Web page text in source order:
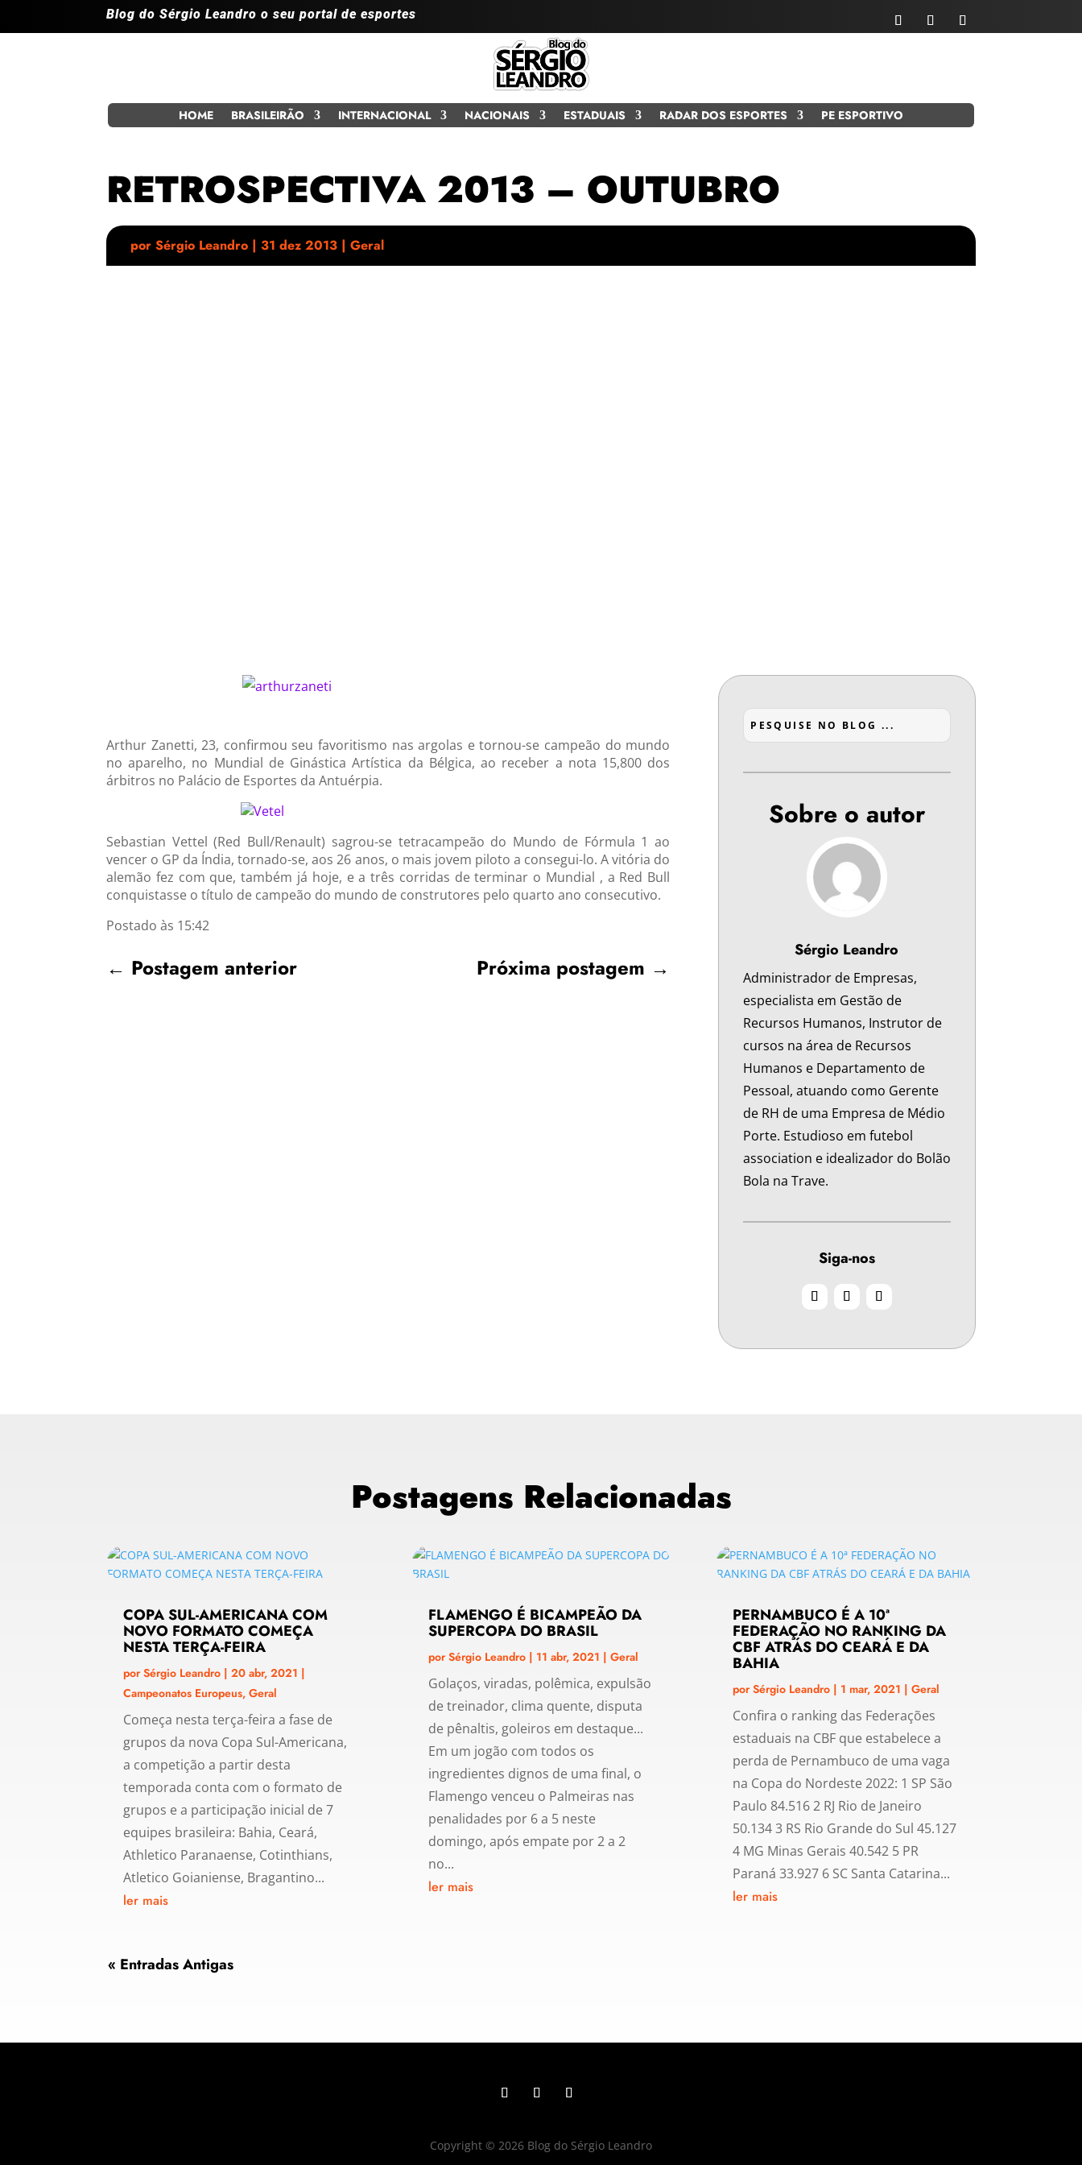
Blog do Sérgio Leandro o seu portal de esportes
HOME BRASILEIRÃO INTERNACIONAL NACIONAIS ESTADUAIS RADAR DOS ESPORTES PE ESPORTIVO
RETROSPECTIVA 2013 – OUTUBRO
por Sérgio Leandro | 31 dez 2013 | Geral
Arthur Zanetti, 23, confirmou seu favoritismo nas argolas e tornou-se campeão do mundo
no aparelho, no Mundial de Ginástica Artística da Bélgica, ao receber a nota 15,800 dos
árbitros no Palácio de Esportes da Antuérpia.
Sebastian Vettel (Red Bull/Renault) sagrou-se tetracampeão do Mundo de Fórmula 1 ao
vencer o GP da Índia, tornado-se, aos 26 anos, o mais jovem piloto a consegui-lo. A vitória do
alemão fez com que, também já hoje, e a três corridas de terminar o Mundial , a Red Bull
conquistasse o título de campeão do mundo de construtores pelo quarto ano consecutivo.
Postado às 15:42
← Postagem anterior Próxima postagem →
Sobre o autor
Sérgio Leandro
Administrador de Empresas,
especialista em Gestão de
Recursos Humanos, Instrutor de
cursos na área de Recursos
Humanos e Departamento de
Pessoal, atuando como Gerente
de RH de uma Empresa de Médio
Porte. Estudioso em futebol
association e idealizador do Bolão
Bola na Trave.
Siga-nos
Postagens Relacionadas
COPA SUL-AMERICANA COM
NOVO FORMATO COMEÇA
NESTA TERÇA-FEIRA
porSérgio Leandro |20 abr, 2021 |
Campeonatos Europeus,Geral
Começa nesta terça-feira a fase de
grupos da nova Copa Sul-Americana,
a competição a partir desta
temporada conta com o formato de
grupos e a participação inicial de 7
equipes brasileira: Bahia, Ceará,
Athletico Paranaense, Cotinthians,
Atletico Goianiense, Bragantino...
ler mais
FLAMENGO É BICAMPEÃO DA
SUPERCOPA DO BRASIL
porSérgio Leandro| 11 abr, 2021 | Geral
Golaços, viradas, polêmica, expulsão
de treinador, clima quente, disputa
de pênaltis, goleiros em destaque...
Em um jogão com todos os
ingredientes dignos de uma final, o
Flamengo venceu o Palmeiras nas
penalidades por 6 a 5 neste
domingo, após empate por 2 a 2
no...
ler mais
PERNAMBUCO É A 10ª
FEDERAÇÃO NO RANKING DA
CBF ATRÁS DO CEARÁ E DA
BAHIA
porSérgio Leandro| 1 mar, 2021 | Geral
Confira o ranking das Federações
estaduais na CBF que estabelece a
perda de Pernambuco de uma vaga
na Copa do Nordeste 2022: 1 SP São
Paulo 84.516 2 RJ Rio de Janeiro
50.134 3 RS Rio Grande do Sul 45.127
4 MG Minas Gerais 40.542 5 PR
Paraná 33.927 6 SC Santa Catarina...
ler mais
« Entradas Antigas
Copyright © 2026 Blog do Sérgio Leandro